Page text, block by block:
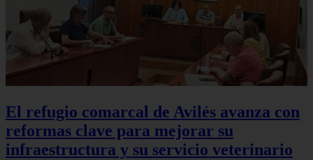
El refugio comarcal de Avilés avanza con
reformas clave para mejorar su
infraestructura y su servicio veterinario